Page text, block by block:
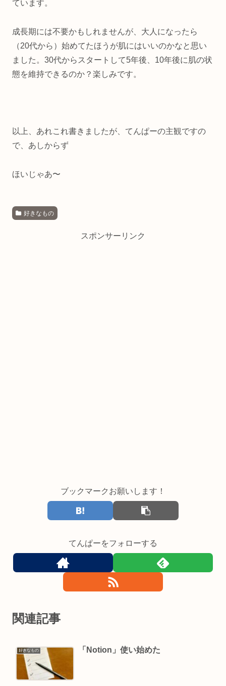
ています。
成長期には不要かもしれませんが、大人になったら
（20代から）始めてたほうが肌にはいいのかなと思い
ました。30代からスタートして5年後、10年後に肌の状
態を維持できるのか？楽しみです。
以上、あれこれ書きましたが、てんぱーの主観ですの
で、あしからず
ほいじゃあ〜
好きなもの
スポンサーリンク
ブックマークお願いします！
てんぱーをフォローする
関連記事
好きなもの 「Notion」使い始めた